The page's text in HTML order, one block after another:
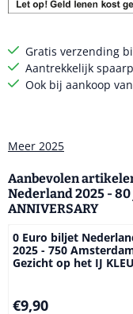
Gratis verzending
Aantrekkelijk
Ook bij aankoop
Meer 2025
Aanbevolen
Nederland 2025 -
ANNIVERSARY
0 Euro biljet
2025 - 750
Gezicht op het IJ
Prijs: 9,90
€9,90